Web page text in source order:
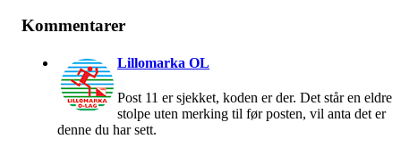
Kommentarer
Lillomarka OL
Post 11 er sjekket, koden er der. Det står en eldre
stolpe uten merking til før posten, vil anta det er
denne du har sett.